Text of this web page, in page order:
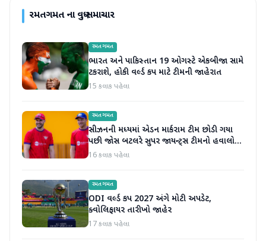
રમતગમતના વધુ સમાચાર
રમતગમત
ભારત અને પાકિસ્તાન 19 ઓગસ્ટે એકબીજા સામે
ટકરાશે, હોકી વર્લ્ડ કપ માટે ટીમની જાહેરાત
15 કલાક પહેલા
રમતગમત
સીઝનની મધ્યમાં એડન માર્કરામ ટીમ છોડી ગયા
પછી જોસ બટલરે સુપર જાયન્ટ્સ ટીમનો હવાલો
સંભાળ્યો
16 કલાક પહેલા
રમતગમત
ODI વર્લ્ડ કપ 2027 અંગે મોટી અપડેટ,
ક્વોલિફાયર તારીખો જાહેર
17 કલાક પહેલા